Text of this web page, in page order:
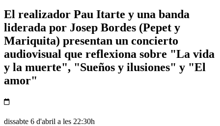
El realizador Pau Itarte y una banda
liderada por Josep Bordes (Pepet y
Mariquita) presentan un concierto
audiovisual que reflexiona sobre "La vida
y la muerte", "Sueños y ilusiones" y "El
amor"
dissabte 6 d'abril a les 22:30h